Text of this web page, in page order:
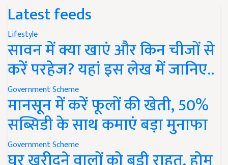
Latest feeds
Lifestyle
सावन में क्या खाएं और किन चीजों से
करें परहेज? यहां इस लेख में जानिए..
Government Scheme
मानसून में करें फूलों की खेती, 50%
सब्सिडी के साथ कमाएं बड़ा मुनाफा
Government Scheme